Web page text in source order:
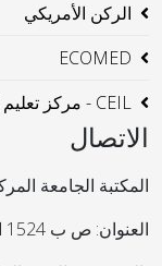
الركن الأمريكي
ECOMED
CEIL - مركز تعليم اللغة
الاتصال
المكتبة الجامعة
العنوان: ص ب 1524 المنور 31000 وهران